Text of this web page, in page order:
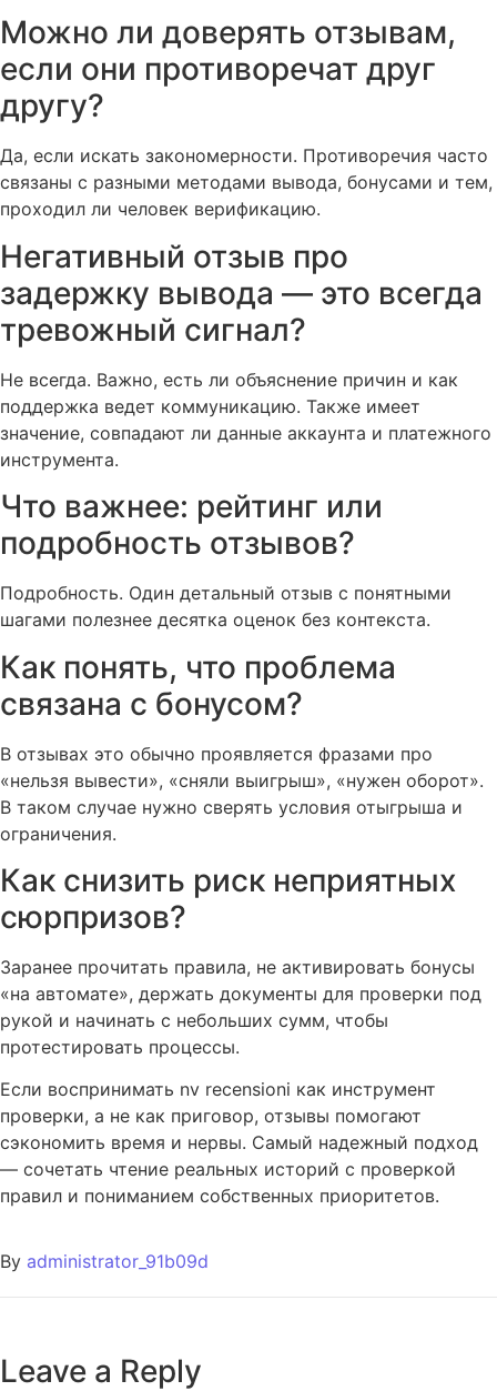
Можно ли доверять отзывам,
если они противоречат друг
другу?
Да, если искать закономерности. Противоречия часто
связаны с разными методами вывода, бонусами и тем,
проходил ли человек верификацию.
Негативный отзыв про
задержку вывода — это всегда
тревожный сигнал?
Не всегда. Важно, есть ли объяснение причин и как
поддержка ведет коммуникацию. Также имеет
значение, совпадают ли данные аккаунта и платежного
инструмента.
Что важнее: рейтинг или
подробность отзывов?
Подробность. Один детальный отзыв с понятными
шагами полезнее десятка оценок без контекста.
Как понять, что проблема
связана с бонусом?
В отзывах это обычно проявляется фразами про
«нельзя вывести», «сняли выигрыш», «нужен оборот».
В таком случае нужно сверять условия отыгрыша и
ограничения.
Как снизить риск неприятных
сюрпризов?
Заранее прочитать правила, не активировать бонусы
«на автомате», держать документы для проверки под
рукой и начинать с небольших сумм, чтобы
протестировать процессы.
Если воспринимать nv recensioni как инструмент
проверки, а не как приговор, отзывы помогают
сэкономить время и нервы. Самый надежный подход
— сочетать чтение реальных историй с проверкой
правил и пониманием собственных приоритетов.
By administrator_91b09d
Leave a Reply